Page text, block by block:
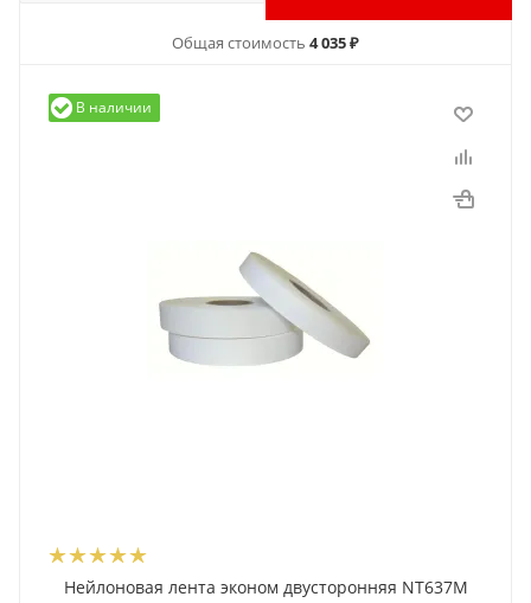
Общая стоимость 4 035 ₽
В наличии
Нейлоновая лента эконом двусторонняя NT637M